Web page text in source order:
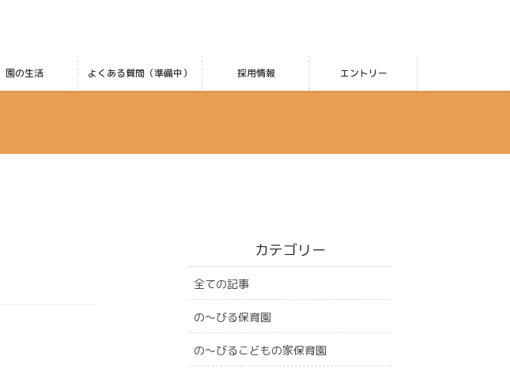
園の生活 よくある質問（準備中） 採用情報 エントリー
カテゴリー
全ての記事
の〜びる保育園
の〜びるこどもの家保育園